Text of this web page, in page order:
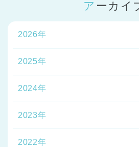
アーカイ
2026年
2025年
2024年
2023年
2022年